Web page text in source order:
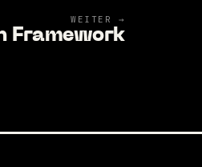
WEITER →
Framework